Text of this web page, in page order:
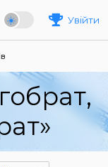
Увійти